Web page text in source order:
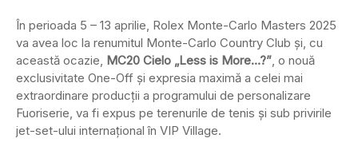
În perioada 5 – 13 aprilie, Rolex Monte-Carlo Masters 2025
va avea loc la renumitul Monte-Carlo Country Club și, cu
această ocazie, MC20 Cielo „Less is More…?”, o nouă
exclusivitate One-Off și expresia maximă a celei mai
extraordinare producții a programului de personalizare
Fuoriserie, va fi expus pe terenurile de tenis și sub privirile
jet-set-ului internațional în VIP Village.